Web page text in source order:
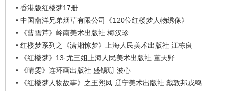
• 香港版红楼梦17册
• 中国南洋兄弟烟草有限公司《120位红楼梦人物绣像》
•
《曹雪芹》岭南美术出版社 梅汉珍
• 红楼梦系列之《潇湘惊梦》上海人民美术出版社 江栋良
•
《红楼梦》13·尤三姐上海人民美术出版社 董天野
•
《晴雯》连环画出版社 盛锡珊 波心
•
《红楼梦人物故事》之王熙凤.辽宁美术出版社 戴敦邦戎鸣...